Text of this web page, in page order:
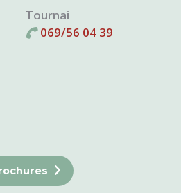
Tournai
069/56 04 39